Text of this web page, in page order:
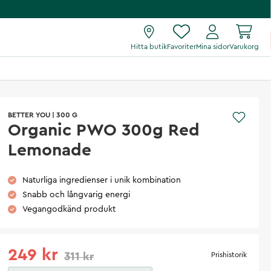
Hitta butikFavoriterMina sidorVarukorg
BETTER YOU 300 G
Organic PWO 300g Red
Lemonade
Naturliga ingredienser i unik kombination
Snabb och långvarig energi
Vegangodkänd produkt
249 kr 311 kr Prishistorik